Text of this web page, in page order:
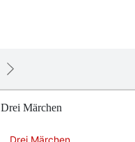
Drei Märchen
Drei Märchen